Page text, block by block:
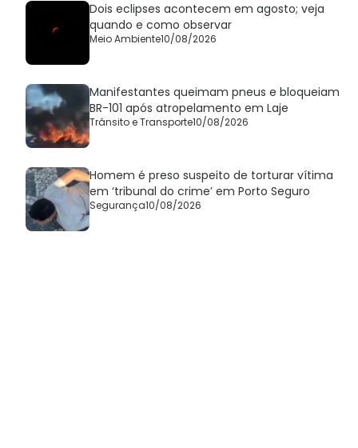
Dois eclipses acontecem em agosto; veja
quando e como observar
Meio Ambiente10/08/2026
Manifestantes queimam pneus e bloqueiam
BR-101 após atropelamento em Laje
Trânsito e Transporte10/08/2026
Homem é preso suspeito de torturar vítima
em ‘tribunal do crime’ em Porto Seguro
Segurança10/08/2026